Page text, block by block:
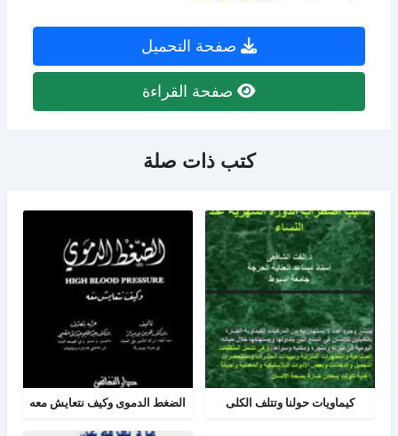
صفحة التحميل
صفحة القراءة
كتب ذات صلة
كيماويات حولنا وتتلف الكلى الضغط الدموى وكيف نتعايش معه